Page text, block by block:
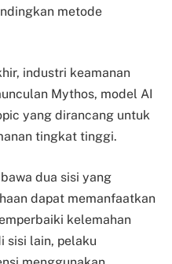
metode
industri keamanan
Mythos, model AI
yang dirancang untuk
tingkat tinggi.
dua sisi yang
dapat memanfaatkan
kelemahan
sisi lain, pelaku